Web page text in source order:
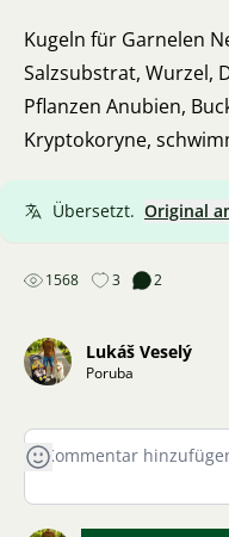
Kugeln für Garnelen
Salzsubstrat, Wurzel,
Pflanzen Anubien,
Kryptokoryne,
Übersetzt. Original
1568 3 2
Lukáš Veselý
Poruba